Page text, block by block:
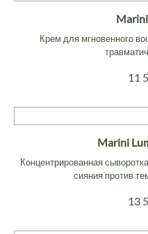
Крем для мгновенного
11
Marini
Концентрированная
сияния против
13